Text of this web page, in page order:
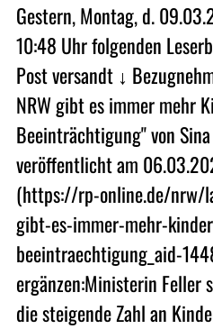
Gestern, Montag, d.
10:48 Uhr folgenden
Post versandt ↓
NRW gibt es immer mehr
Beeinträchtigung" von
veröffentlicht am
(https://rp-online.de/nrw/
gibt-es-immer-mehr-
beeintraechtigung_aid-
ergänzen:Ministerin Feller
die steigende Zahl an